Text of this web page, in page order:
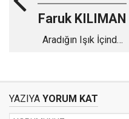
Faruk KILIMAN
Aradığın Işık İçinde
YAZIYA YORUM KAT